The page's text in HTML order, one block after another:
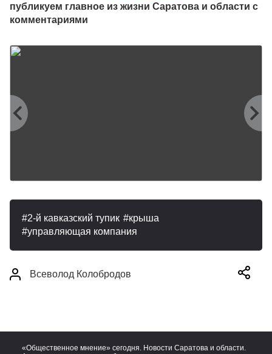
публикуем главное из жизни Саратова и области с
комментариями
2-й кавказский тупик
крыша
управляющая компания
Всеволод Колобродов
«Общественное мнение» сегодня. Новости Саратова и области.